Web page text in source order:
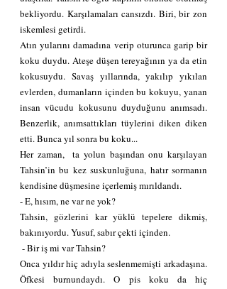
bekliyordu. Karşılamaları cansızdı. Biri, bir zon
iskemlesi getirdi.
Atın yularını damadına verip oturunca garip bir
koku duydu. Ateşe düşen tereyağının ya da etin
kokusuydu. Savaş yıllarında, yakılıp yıkılan
evlerden, dumanların içinden bu kokuyu, yanan
insan vücudu kokusunu duyduğunu anımsadı.
Benzerlik, anımsattıkları tüylerini diken diken
etti. Bunca yıl sonra bu koku...
Her zaman,  ta yolun başından onu karşılayan
Tahsin’in bu kez suskunluğuna, hatır sormanın
kendisine düşmesine içerlemiş mırıldandı.
- E, hısım, ne var ne yok?
Tahsin, gözlerini kar yüklü tepelere dikmiş,
bakınıyordu. Yusuf, sabır çekti içinden.
- Bir iş mi var Tahsin?
Onca yıldır hiç adıyla seslenmemişti arkadaşına.
Öfkesi burnundaydı. O pis koku da hiç